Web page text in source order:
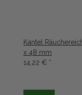
Kantel
x 48 mm
14,22 € *